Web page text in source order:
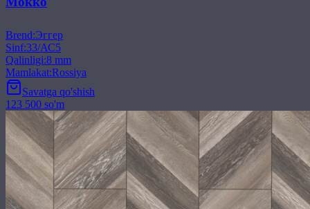
Brend:Эггер
Sinf:33/АС5
Qalinligi:8 mm
Mamlakat:Rossiya
Savatga qo'shish
123 500 so'm